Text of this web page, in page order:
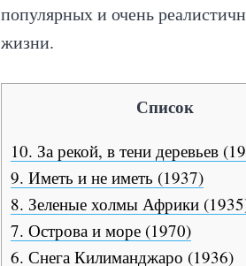
популярных и очень
жизни.
Список
10. За рекой, в тени деревьев
9. Иметь и не иметь (1937)
8. Зеленые холмы Африки
7. Острова и море (1970)
6. Снега Килиманджаро (1936)